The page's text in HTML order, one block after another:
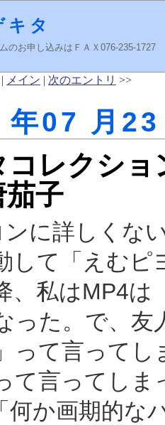
キタ
のお申し込みはＦＡＸ076-235-
| メイン | 次のエントリ >>
年07 月
コレク
茄子
に詳しくな
して「えむピ
、私はMP4は
った。で、
って言って
て言ってし
何か画期的な